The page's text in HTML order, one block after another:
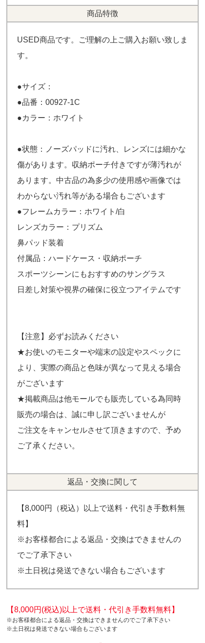
商品特徴
USED商品です。ご理解の上ご購入お願い致しま
す。
●サイズ：
●品番：00927-1C
●カラー：ホワイト
●状態：ノーズパッドに汚れ、レンズには細かな
傷があります。収納ポーチ付きですが薄汚れが
あります。中古品の為多少の使用感や画像では
わからない汚れ等がある場合もございます
●フレームカラー：ホワイト/白
レンズカラー：プリズム
鼻パッド装着
付属品：ハードケース・収納ポーチ
スポーツシーンにもおすすめのサングラス
日差し対策や視界の確保に役立つアイテムです
【注意】必ずお読みください
★お使いのモニターや端末の設定やスペックに
より、実際の商品と色味が異なって見える場合
がございます
★掲載商品は他モールでも販売している為同時
販売の場合は、誠に申し訳ございませんが
ご注文をキャンセルさせて頂きますので、予め
ご了承ください。
返品・交換に関して
【8,000円（税込）以上で送料・代引き手数料無
料】
※お客様都合による返品・交換はできませんの
でご了承下さい
※土日祝は発送できない場合もございます
【8,000円(税込)以上で送料・代引き手数料無料】
※お客様都合による返品・交換はできませんのでご了承下さい
※土日祝は発送できない場合もございます